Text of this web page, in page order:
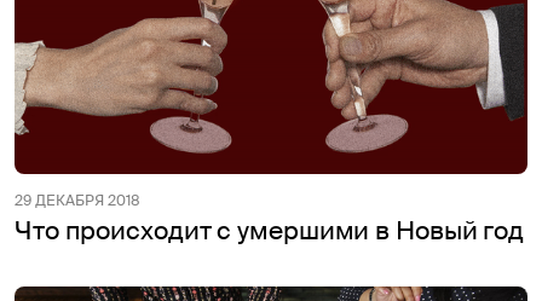
29 ДЕКАБРЯ 2018
Что происходит с умершими в Новый год